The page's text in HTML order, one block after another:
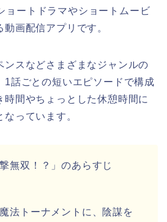
ョートドラマやショートムービ
画配信アプリです。
ンスなどさまざまなジャンルの
1話ごとの短いエピソードで構成
時間やちょっとした休憩時間に
っています。
無双！？」のあらすじ
法トーナメントに、陰謀を